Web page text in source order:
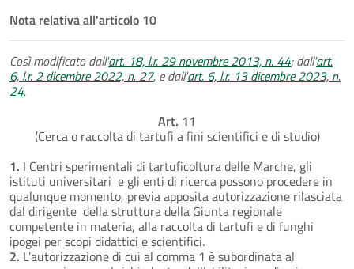
Nota relativa all'articolo 10
Così modificato dall'art. 18, l.r. 29 novembre 2013, n. 44; dall'art.
6, l.r. 2 dicembre 2022, n. 27, e dall'art. 6, l.r. 13 dicembre 2023, n.
24.
Art. 11
(Cerca o raccolta di tartufi a fini scientifici e di studio)
1. I Centri sperimentali di tartuficoltura delle Marche, gli
istituti universitari e gli enti di ricerca possono procedere in
qualunque momento, previa apposita autorizzazione rilasciata
dal dirigente della struttura della Giunta regionale
competente in materia, alla raccolta di tartufi e di funghi
ipogei per scopi didattici e scientifici.
2. L’autorizzazione di cui al comma 1 è subordinata al